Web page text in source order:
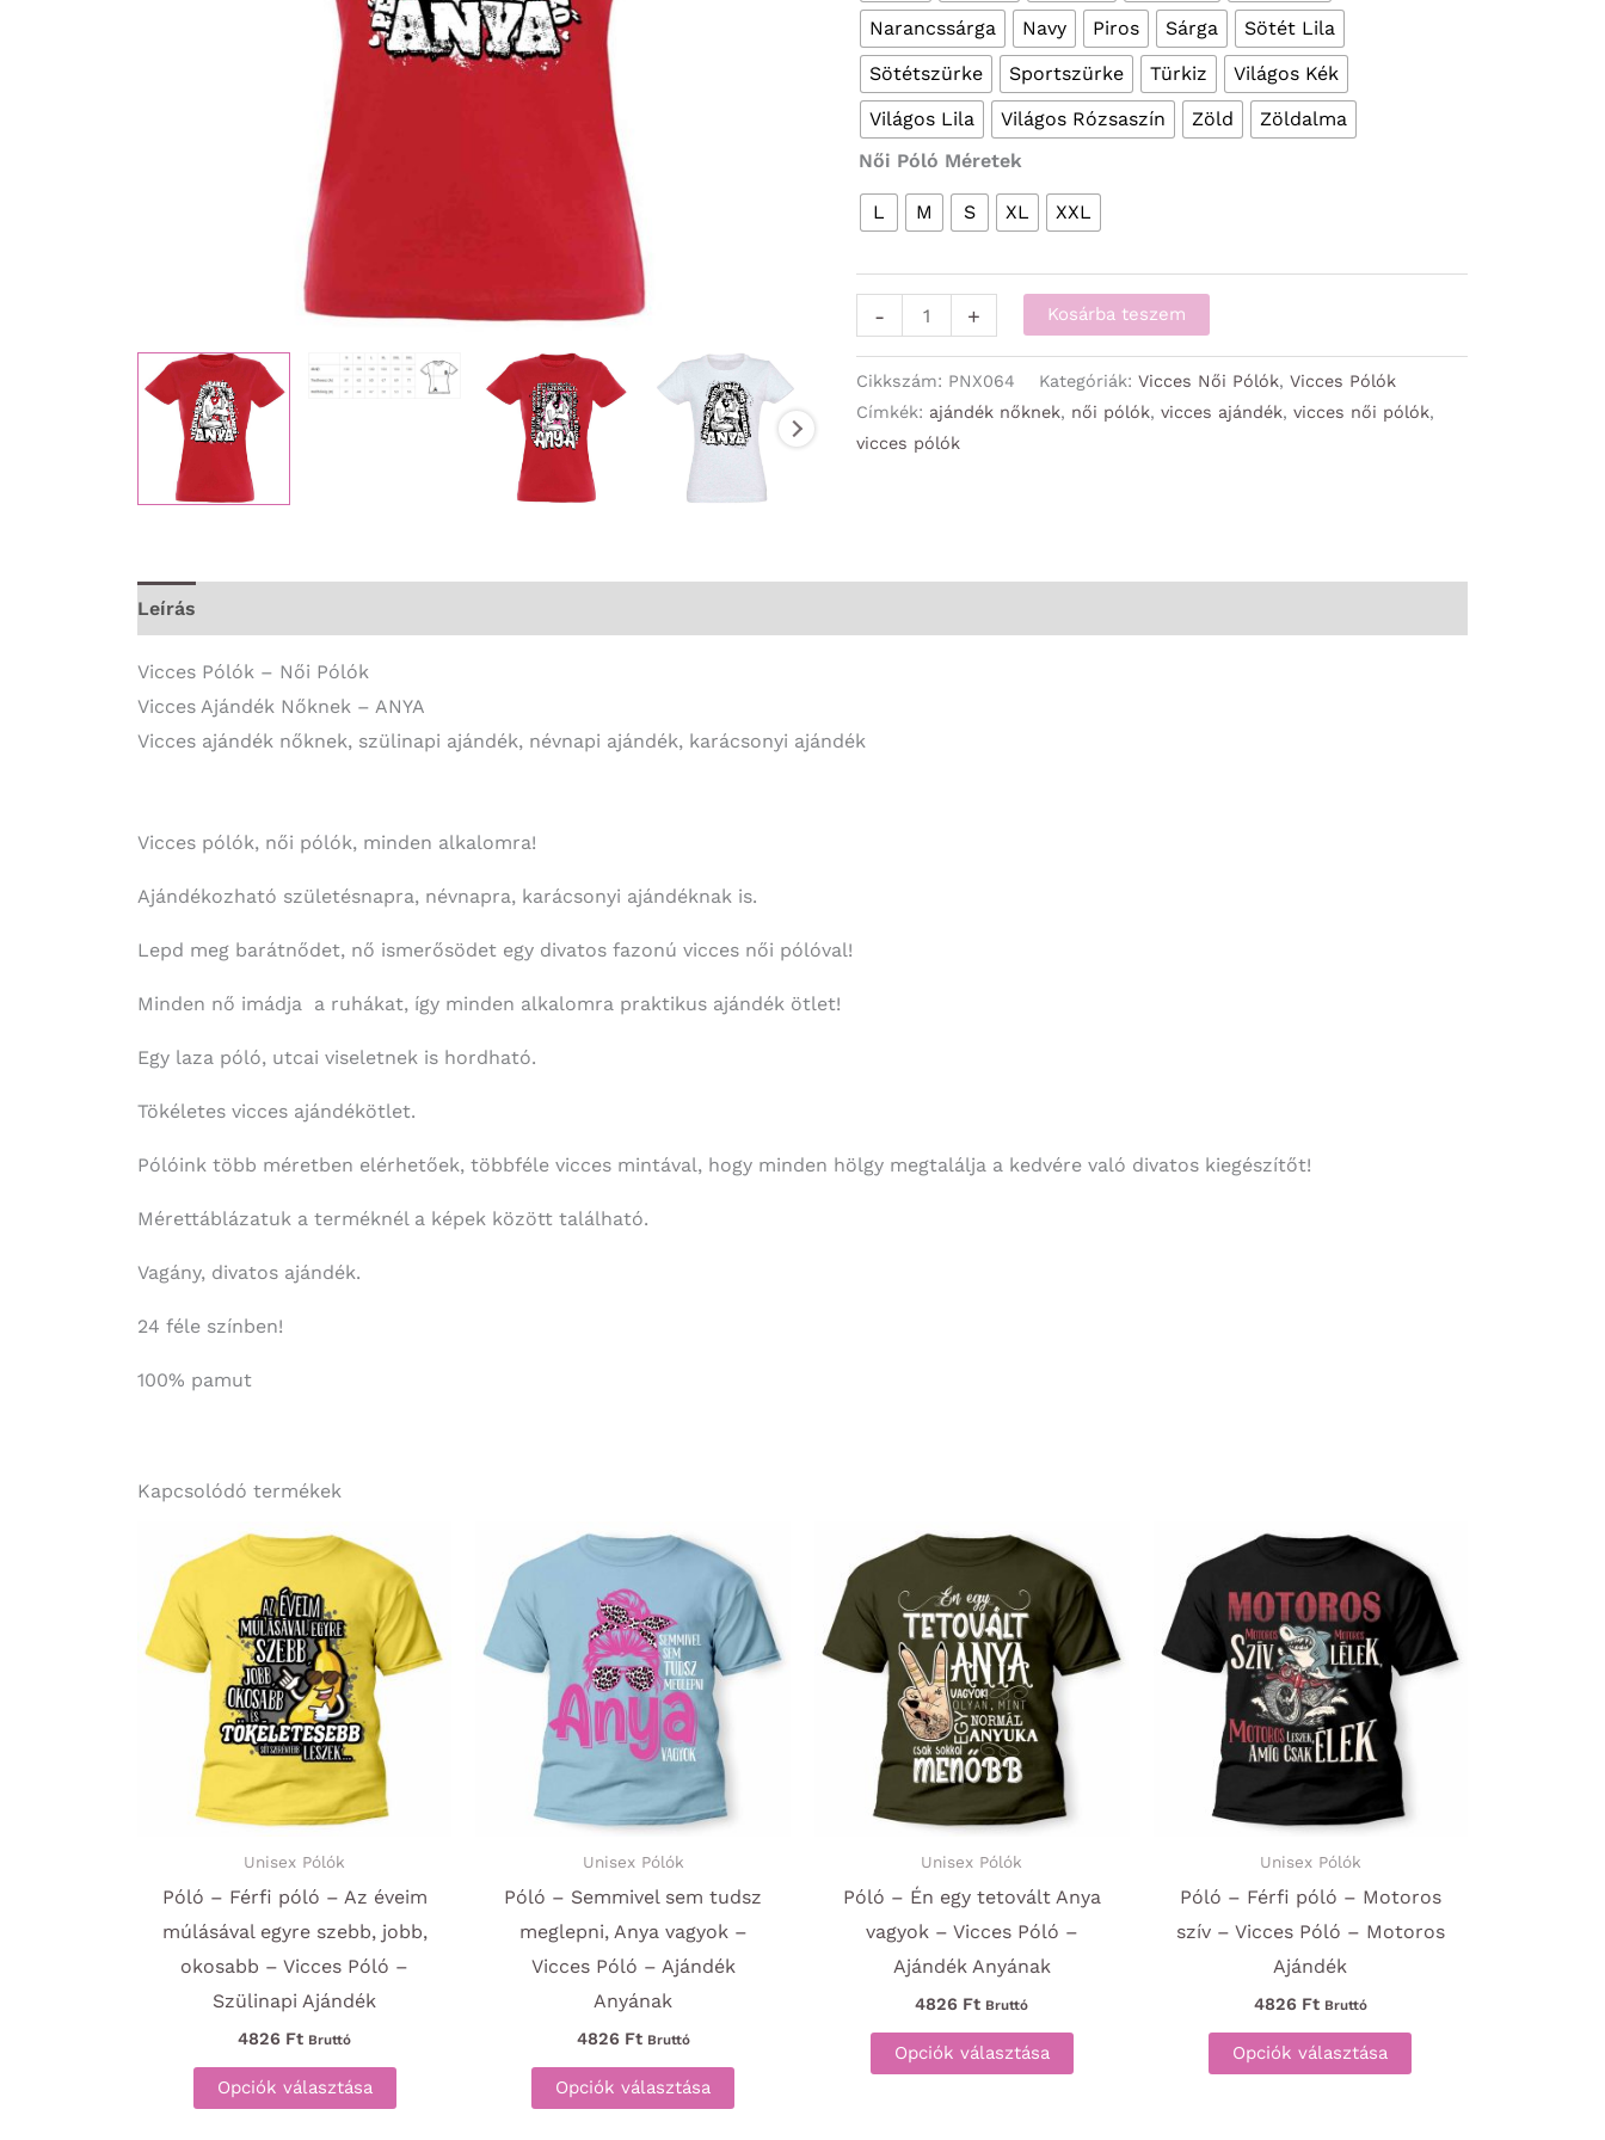
Narancssárga
Navy Piros Sárga
Sötét Lila
Sötétszürke
Sportszürke Türkiz
Világos Kék
Világos Lila
Világos Rózsaszín Zöld
Zöldalma
Női Póló Méretek
L M S XL XXL
-
-
Női
Pólók
Vicces
+ Kosárba teszem
Cikkszám: PNX064 Kategóriák: Vicces Női Pólók, Vicces Pólók
Címkék: ajándék nőknek, női pólók, vicces ajándék, vicces női pólók,
vicces pólók
Leírás
Vicces Pólók – Női Pólók
Vicces Ajándék Nőknek – ANYA
Vicces ajándék nőknek, szülinapi ajándék, névnapi ajándék, karácsonyi ajándék
Vicces pólók, női pólók, minden alkalomra!
Ajándékozható születésnapra, névnapra, karácsonyi ajándéknak is.
Lepd meg barátnődet, nő ismerősödet egy divatos fazonú vicces női pólóval!
Minden nő imádja a ruhákat, így minden alkalomra praktikus ajándék ötlet!
Egy laza póló, utcai viseletnek is hordható.
Tökéletes vicces ajándékötlet.
Pólóink több méretben elérhetőek, többféle vicces mintával, hogy minden hölgy megtalálja a kedvére való divatos kiegészítőt!
Mérettáblázatuk a terméknél a képek között található.
Vagány, divatos ajándék.
24 féle színben!
100% pamut
Kapcsolódó termékek
Unisex Pólók
Póló – Férfi póló – Az éveim
múlásával egyre szebb, jobb,
okosabb – Vicces Póló –
Szülinapi Ajándék
4826 Ft Bruttó
Opciók választása
Ennek
a
Unisex Pólók
Póló – Semmivel sem tudsz
meglepni, Anya vagyok –
Vicces Póló – Ajándék
Anyának
4826 Ft Bruttó
Opciók választása
Ennek
a
Unisex Pólók
Póló – Én egy tetovált Anya
vagyok – Vicces Póló –
Ajándék Anyának
4826 Ft Bruttó
Opciók választása
Ennek
a
Unisex Pólók
Póló – Férfi póló – Motoros
szív – Vicces Póló – Motoros
Ajándék
4826 Ft Bruttó
Opciók választása
Ennek
a